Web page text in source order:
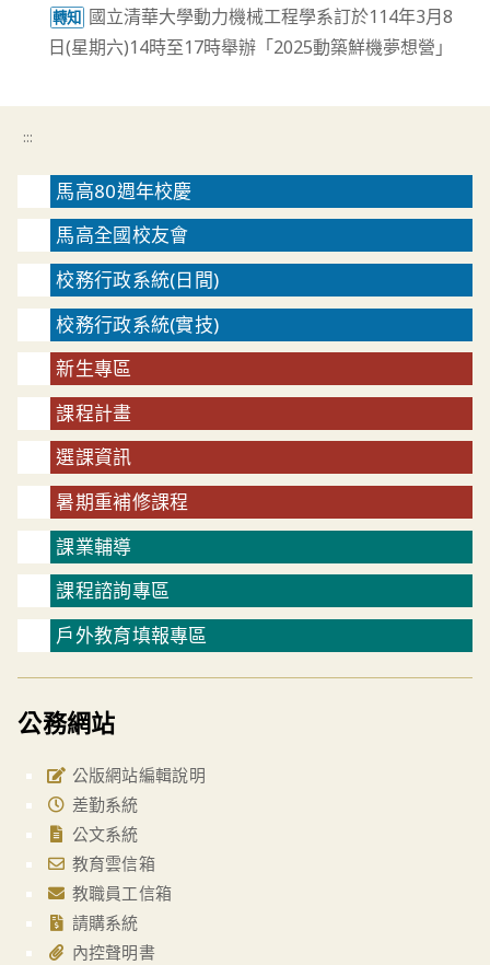
轉知 國立清華大學動力機械工程學系訂於114年3月8
日(星期六)14時至17時舉辦「2025動築鮮機夢想營」
:::
馬高80週年校慶
馬高全國校友會
校務行政系統(日間)
校務行政系統(實技)
新生專區
課程計畫
選課資訊
暑期重補修課程
課業輔導
課程諮詢專區
戶外教育填報專區
公務網站
公版網站編輯說明
差勤系統
公文系統
教育雲信箱
教職員工信箱
請購系統
內控聲明書